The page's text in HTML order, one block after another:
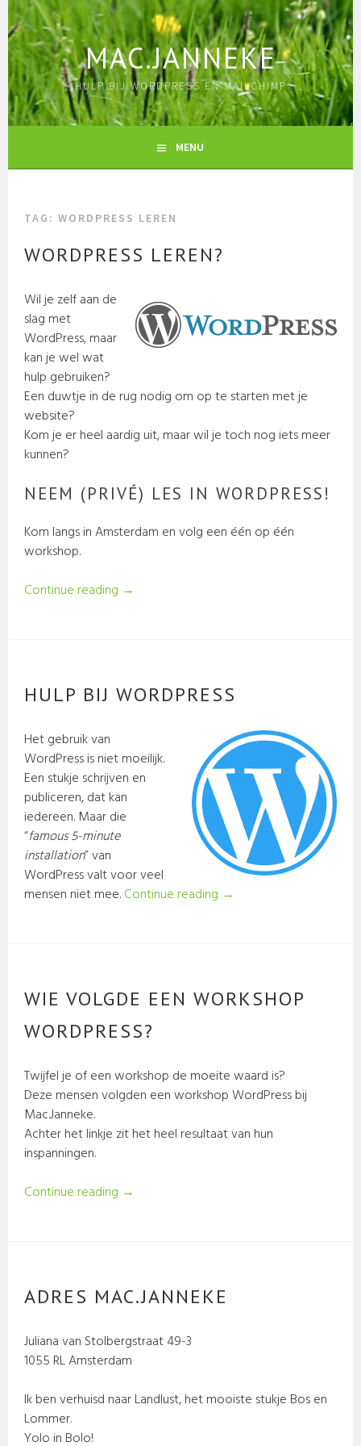
Skip
to
content
MAC.JANNEKE
HULP BIJ WORDPRESS EN MAILCHIMP
MENU
TAG:WORDPRESS LEREN
WORDPRESS LEREN?
Wil je zelf aan de
slag met
WordPress, maar
kan je wel wat
hulp gebruiken?
Een duwtje in de rug nodig om op te starten met je
website?
Kom je er heel aardig uit, maar wil je toch nog iets meer
kunnen?
NEEM (PRIVÉ) LES IN WORDPRESS!
Kom langs in Amsterdam en volg een één op één
workshop.
Continue reading →
HULP BIJ WORDPRESS
Het gebruik van
WordPress is niet moeilijk.
Een stukje schrijven en
publiceren, dat kan
iedereen. Maar die
“famous 5-minute
installation” van
WordPress valt voor veel
mensen niet mee.Continue reading →
WIE VOLGDE EEN WORKSHOP
WORDPRESS?
Twijfel je of een workshop de moeite waard is?
Deze mensen volgden een workshop WordPress bij
Mac.Janneke.
Achter het linkje zit het heel resultaat van hun
inspanningen.
Continue reading →
ADRES MAC.JANNEKE
Juliana van Stolbergstraat 49-3
1055 RL Amsterdam
Ik ben verhuisd naar Landlust, het mooiste stukje Bos en
Lommer.
Yolo in Bolo!